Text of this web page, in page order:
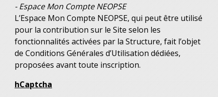
- Espace Mon Compte NEOPSE
L’Espace Mon Compte NEOPSE, qui peut être utilisé
pour la contribution sur le Site selon les
fonctionnalités activées par la Structure, fait l’objet
de Conditions Générales d’Utilisation dédiées,
proposées avant toute inscription.
hCaptcha